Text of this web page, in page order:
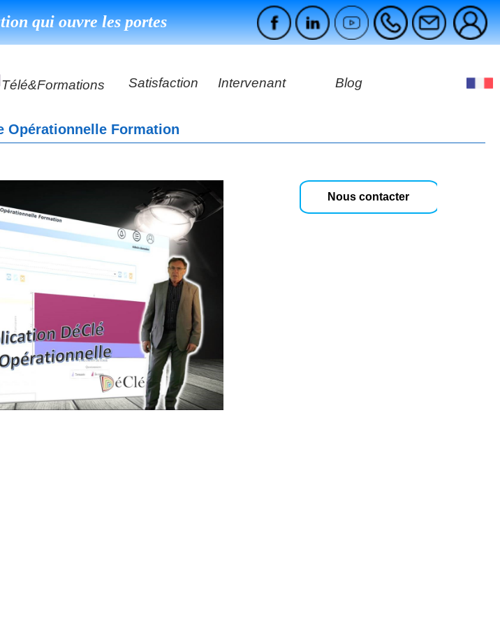
qui ouvre les portes
Audit
Télé&formations Satisfaction
Témoignages
Intervenant Blog
Opérationnelle Formation
Nous contacter